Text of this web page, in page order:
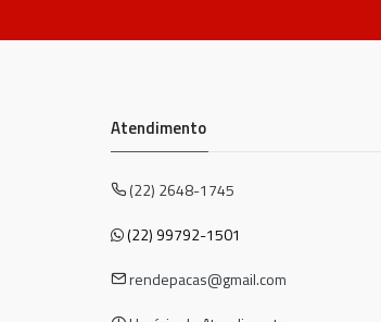
Atendimento
(22) 2648-1745
(22) 99792-1501
rendepacas@gmail.com